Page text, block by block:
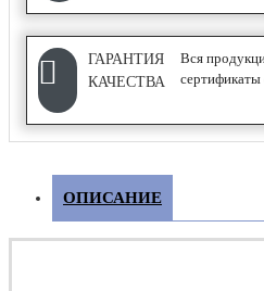
Купе
ФУРНИТУРА
Дверные замки
Дверные петли
ГАРАНТИЯ
КАЧЕСТВА
Вся
сертификаты
ОПИСАНИЕ